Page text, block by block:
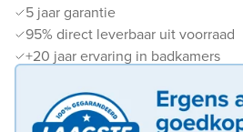
5 jaar garantie
95% direct leverbaar uit voorraad
+20 jaar ervaring in badkamers